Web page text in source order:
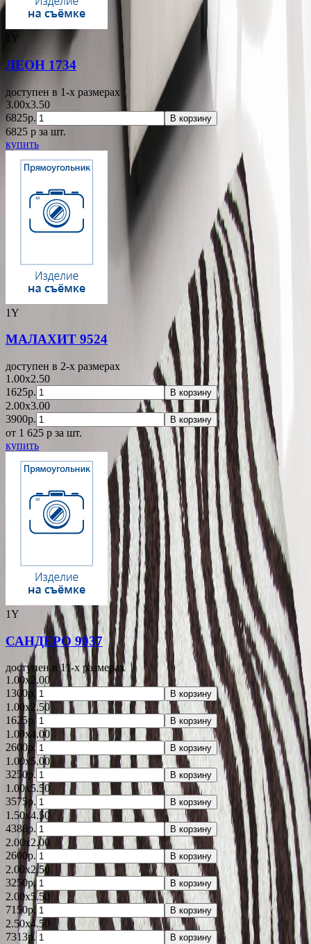
1Y
ЛЕОН 1734
доступен в 1-x размерах
3.00x3.50
6825р.
В корзину
6825 p за шт.
купить
1Y
МАЛАХИТ 9524
доступен в 2-x размерах
1.00x2.50
1625р.
В корзину
2.00x3.00
3900р.
В корзину
от 1 625 p за шт.
купить
1Y
САНДЕРО 9037
доступен в 11-x размерах
1.00x2.00
1300р.
В корзину
1.00x2.50
1625р.
В корзину
1.00x4.00
2600р.
В корзину
1.00x5.00
3250р.
В корзину
1.00x5.50
3575р.
В корзину
1.50x4.50
4388р.
В корзину
2.00x2.00
2600р.
В корзину
2.00x2.50
3250р.
В корзину
2.00x5.50
7150р.
В корзину
2.50x4.50
7313р.
В корзину